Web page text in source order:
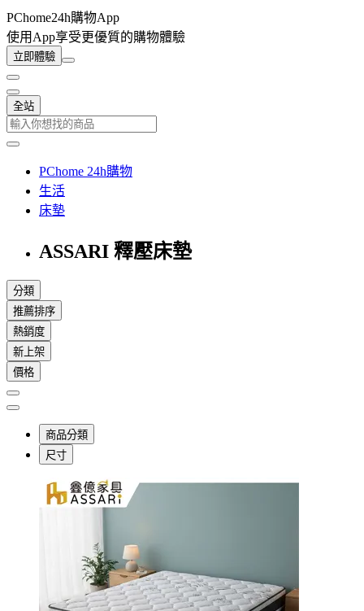
PChome24h購物App
使用App享受更優質的購物體驗
立即體驗
全站
PChome 24h購物
生活
床墊
ASSARI 釋壓床墊
分類
推薦排序
熱銷度
新上架
價格
商品分類
尺寸